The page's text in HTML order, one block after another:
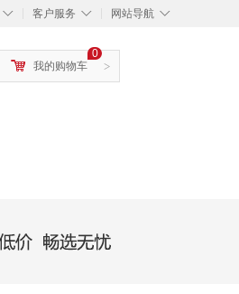
◇ ◇
客户服务 ◇
网站导航
>
0
我的购物车
，畅选无忧